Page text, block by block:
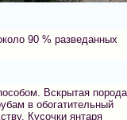
90 % разведанных
Вскрытая порода
в обогатительный
Кусочки янтаря